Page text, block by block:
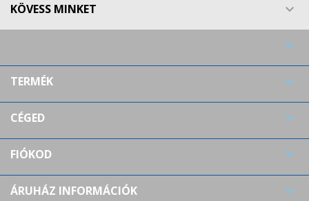
KÖVESS MINKET 

TERMÉK 
CÉGED 
FIÓKOD 
ÁRUHÁZ INFORMÁCIÓK 